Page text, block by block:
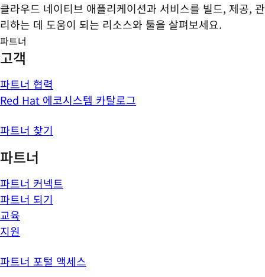
클라우드 네이티브 애플리케이션과 서비스를 빌드, 제공, 관
리하는 데 도움이 되는 리소스와 툴을 살펴보세요.
파트너
고객
파트너 협력
Red Hat 에코시스템 카탈로그
파트너 찾기
파트너
파트너 커넥트
파트너 되기
교육
지원
파트너 포털 액세스